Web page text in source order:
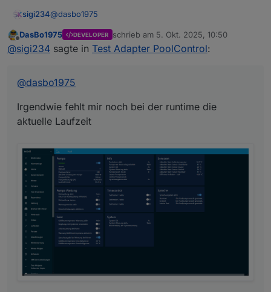
sigi234@dasbo1975
Irgendwie fehlt mir noch bei der runtime die aktuelle
Laufzeit
Offline
DasBo1975 DEVELOPER schrieb am 5. Okt. 2025, 10:50
zuletzt editiert von
@sigi234 sagte in Test Adapter PoolControl:
@dasbo1975
Irgendwie fehlt mir noch bei der runtime die
aktuelle Laufzeit